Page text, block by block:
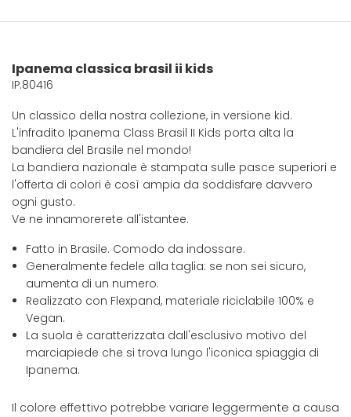
Ipanema classica brasil ii kids
IP.80416
Un classico della nostra collezione, in versione kid.
L'infradito Ipanema Class Brasil II Kids porta alta la
bandiera del Brasile nel mondo!
La bandiera nazionale è stampata sulle pasce superiori e
l'offerta di colori è così ampia da soddisfare davvero
ogni gusto.
Ve ne innamorerete all'istantee.
Fatto in Brasile. Comodo da indossare.
Generalmente fedele alla taglia: se non sei sicuro,
aumenta di un numero.
Realizzato con Flexpand, materiale riciclabile 100% e
Vegan.
La suola è caratterizzata dall'esclusivo motivo del
marciapiede che si trova lungo l'iconica spiaggia di
Ipanema.
Il colore effettivo potrebbe variare leggermente a causa